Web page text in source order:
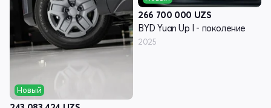
Новый
266 700 000 UZS
BYD Yuan Up I - поколение
2025